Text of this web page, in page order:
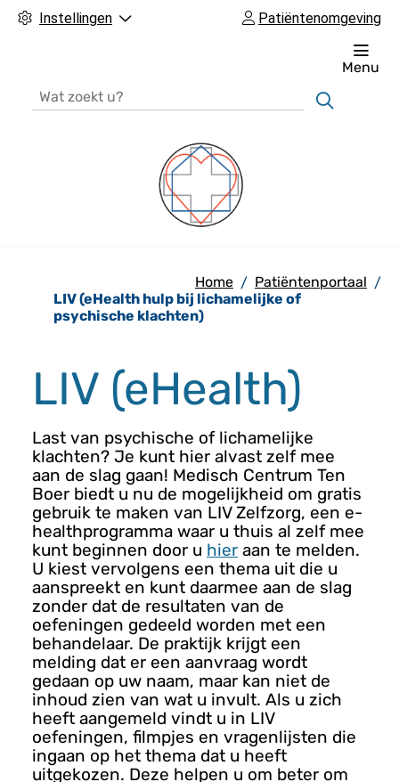
Instellingen Patiëntenomgeving
n
u
Menu
Home
Patiëntenportaal
LIV (eHealth hulp bij lichamelijke of
psychische klachten)
LIV (eHealth)
Last van psychische of lichamelijke
klachten? Je kunt hier alvast zelf mee
aan de slag gaan! Medisch Centrum Ten
Boer biedt u nu de mogelijkheid om gratis
gebruik te maken van LIV Zelfzorg, een e-
healthprogramma waar u thuis al zelf mee
kunt beginnen door u hier aan te melden.
U kiest vervolgens een thema uit die u
aanspreekt en kunt daarmee aan de slag
zonder dat de resultaten van de
oefeningen gedeeld worden met een
behandelaar. De praktijk krijgt een
melding dat er een aanvraag wordt
gedaan op uw naam, maar kan niet de
inhoud zien van wat u invult. Als u zich
heeft aangemeld vindt u in LIV
oefeningen, filmpjes en vragenlijsten die
ingaan op het thema dat u heeft
uitgekozen. Deze helpen u om beter om